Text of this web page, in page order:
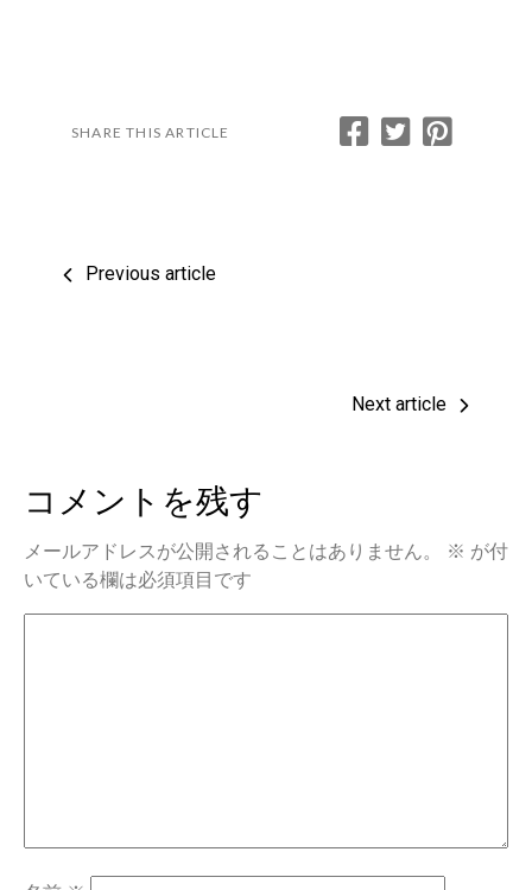
SHARE THIS ARTICLE
Previous article
Next article
コメントを残す
メールアドレスが公開されることはありません。 ※ が付
いている欄は必須項目です